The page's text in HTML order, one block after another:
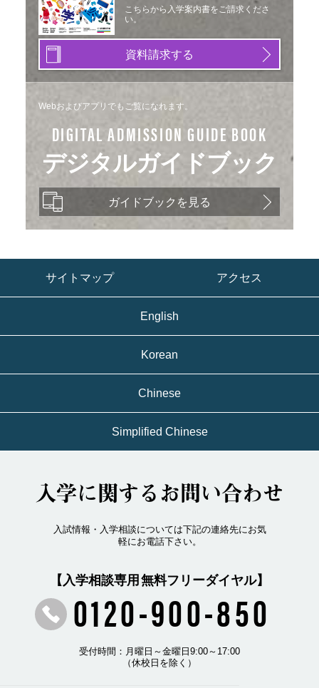
こちらから入学案内書をご請求くださ
い。
資料請求する
Webおよびアプリでもご覧になれます。
DIGITAL ADMISSION GUIDE BOOK
デジタルガイドブック
ガイドブックを見る
サイトマップ アクセス
English
Korean
Chinese
Simplified Chinese
入学に関するお問い合わせ
入試情報・入学相談については下記の連絡先にお気
軽にお電話下さい。
0120-900-850
【入学相談専用 無料フリーダイヤル】
受付時間：月曜日～金曜日9:00～17:00
（休校日を除く）